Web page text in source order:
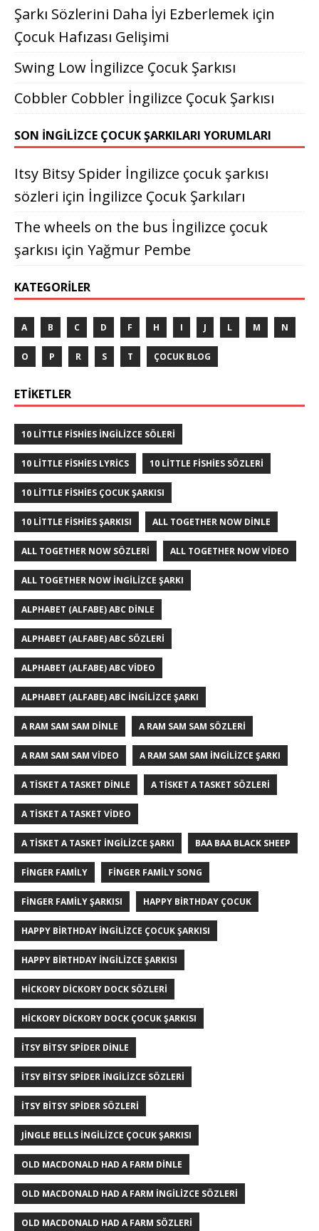
Şarkı Sözlerini Daha İyi Ezberlemek için
Çocuk Hafızası Gelişimi
Swing Low İngilizce Çocuk Şarkısı
Cobbler Cobbler İngilizce Çocuk Şarkısı
SON İNGILIZCE ÇOCUK ŞARKILARI YORUMLARI
Itsy Bitsy Spider İngilizce çocuk şarkısı
sözleri için İngilizce Çocuk Şarkıları
The wheels on the bus İngilizce çocuk
şarkısı için Yağmur Pembe
KATEGORILER
A B C D F H I J L M N
O P R S T ÇOCUK BLOG
ETIKETLER
10 LITTLE FISHIES INGILIZCE SÖLERI
10 LITTLE FISHIES LYRICS 10 LITTLE FISHIES SÖZLERI
10 LITTLE FISHIES ÇOCUK ŞARKISI
10 LITTLE FISHIES ŞARKISI ALL TOGETHER NOW DINLE
ALL TOGETHER NOW SÖZLERI ALL TOGETHER NOW VIDEO
ALL TOGETHER NOW İNGILIZCE ŞARKI
ALPHABET (ALFABE) ABC DINLE
ALPHABET (ALFABE) ABC SÖZLERI
ALPHABET (ALFABE) ABC VIDEO
ALPHABET (ALFABE) ABC İNGILIZCE ŞARKI
A RAM SAM SAM DINLE A RAM SAM SAM SÖZLERI
A RAM SAM SAM VIDEO A RAM SAM SAM İNGILIZCE ŞARKI
A TISKET A TASKET DINLE A TISKET A TASKET SÖZLERI
A TISKET A TASKET VIDEO
A TISKET A TASKET İNGILIZCE ŞARKI BAA BAA BLACK SHEEP
FINGER FAMILY FINGER FAMILY SONG
FINGER FAMILY ŞARKISI HAPPY BIRTHDAY ÇOCUK
HAPPY BIRTHDAY İNGILIZCE ÇOCUK ŞARKISI
HAPPY BIRTHDAY İNGILIZCE ŞARKISI
HICKORY DICKORY DOCK SÖZLERI
HICKORY DICKORY DOCK ÇOCUK ŞARKISI
ITSY BITSY SPIDER DINLE
ITSY BITSY SPIDER INGILIZCE SÖZLERI
ITSY BITSY SPIDER SÖZLERI
JINGLE BELLS İNGILIZCE ÇOCUK ŞARKISI
OLD MACDONALD HAD A FARM DINLE
OLD MACDONALD HAD A FARM INGILIZCE SÖZLERI
OLD MACDONALD HAD A FARM SÖZLERI